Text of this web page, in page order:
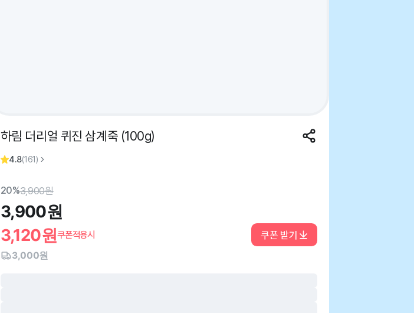
하림 더리얼 퀴진 삼계죽 (100g)
4.8(161)
20%3,900원
3,900원
3,120원쿠폰적용시 쿠폰 받기
3,000원